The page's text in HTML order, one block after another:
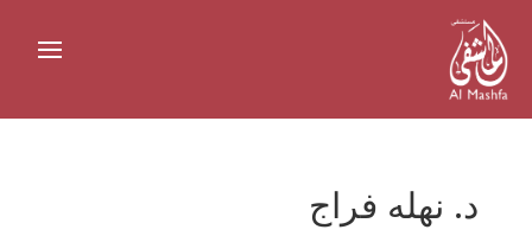
د. نهله فراج